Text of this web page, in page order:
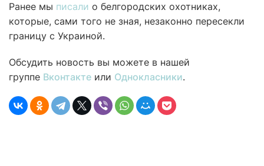
Ранее мы писали о белгородских охотниках,
которые, сами того не зная, незаконно пересекли
границу с Украиной.
Обсудить новость вы можете в нашей
группе Вконтакте или Однокласники.